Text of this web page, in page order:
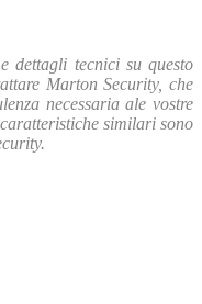
dettagli tecnici su questo
Marton Security, che
necessaria ale vostre
similari sono